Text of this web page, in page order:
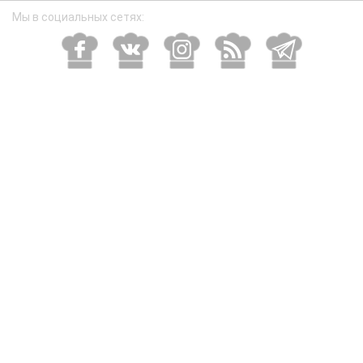
Мы в социальных сетях: